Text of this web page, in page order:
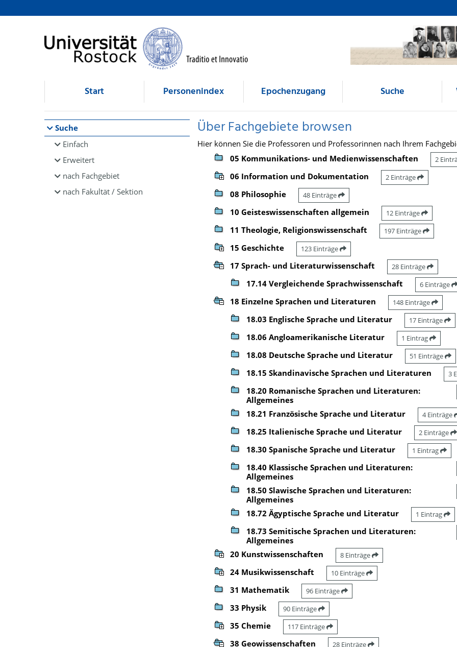
Browsen
direkt zum Inhalt
Start Personenindex Epochenzugang Suche
Suche
Einfach
Erweitert
nach Fachgebiet
nach Fakultät / Sektion
Über Fachgebiete browsen
Hier können Sie die Professoren und Professorinnen nach Ihrem
05 Kommunikations- und Medienwissenschaften
2
06 Information und Dokumentation 2 Einträge
08 Philosophie 48 Einträge
10 Geisteswissenschaften allgemein 12 Einträge
11 Theologie, Religionswissenschaft 197 Einträge
15 Geschichte 123 Einträge
17 Sprach- und Literaturwissenschaft 28 Einträge
17.14 Vergleichende Sprachwissenschaft 6 Einträge
18 Einzelne Sprachen und Literaturen 148 Einträge
18.03 Englische Sprache und Literatur 17 Einträge
18.06 Angloamerikanische Literatur 1 Eintrag
18.08 Deutsche Sprache und Literatur 51 Einträge
18.15 Skandinavische Sprachen und Literaturen 3
18.20 Romanische Sprachen und Literaturen:
Allgemeines
18.21 Französische Sprache und Literatur 4 Einträge
18.25 Italienische Sprache und Literatur 2 Einträge
18.30 Spanische Sprache und Literatur 1 Eintrag
18.40 Klassische Sprachen und Literaturen:
Allgemeines
18.50 Slawische Sprachen und Literaturen:
Allgemeines
18.72 Ägyptische Sprache und Literatur 1 Eintrag
18.73 Semitische Sprachen und Literaturen:
Allgemeines
20 Kunstwissenschaften 8 Einträge
24 Musikwissenschaft 10 Einträge
31 Mathematik 96 Einträge
33 Physik 90 Einträge
35 Chemie 117 Einträge
38 Geowissenschaften 28 Einträge